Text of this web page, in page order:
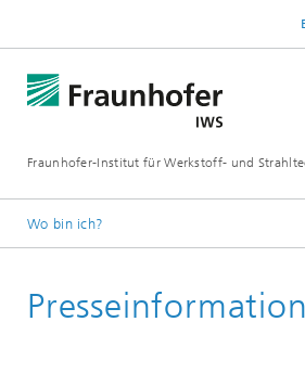
Fraunhofer-Institut für Werkstoff- und
Wo bin ich?
News und Medien
Presseinformation